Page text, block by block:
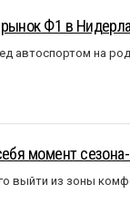
Ф1 в
автоспортом на
момент
выйти из зоны